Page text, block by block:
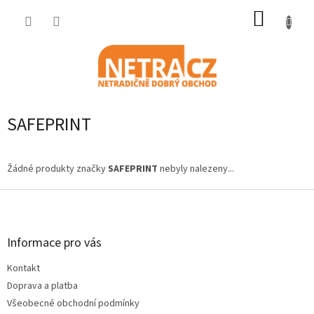
SAFEPRINT
Žádné produkty značkySAFEPRINT nebyly nalezeny...
Z
Informace pro vás
Kontakt
Doprava a platba
Všeobecné obchodní podmínky